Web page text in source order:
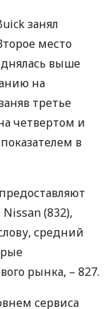
занял
место
выше
на
третье
четвертом и
в
(832),
средний
рынка, – 827.
сервиса